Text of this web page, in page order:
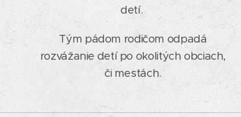
detí.
Tým pádom rodičom odpadá
rozvážanie detí po okolitých obciach,
či mestách.